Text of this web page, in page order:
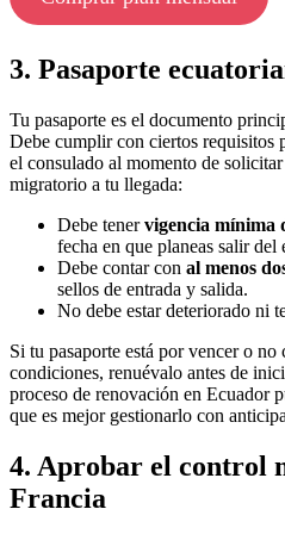
3. Pasaporte
Tu pasaporte es el documento
Debe cumplir con ciertos requisitos
el consulado al momento de
migratorio a tu llegada:
Debe tenervigencia mínima
fecha en que planeas salir del
Debe contar con al menos
sellos de entrada y salida.
No debe estar deteriorado ni
Si tu pasaporte está por vencer o no
condiciones, renuévalo antes de
proceso de renovación en Ecuador
que es mejor gestionarlo con
4. Aprobar el control
Francia